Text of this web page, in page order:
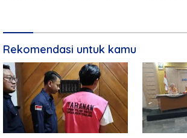
Rekomendasi untuk kamu